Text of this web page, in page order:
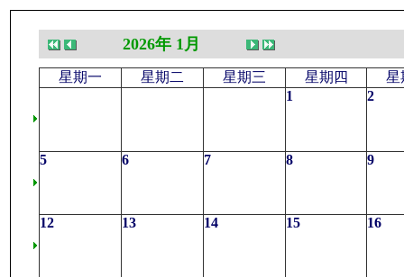
2026年 1月
星期一 星期二 星期三 星期四
星
1
2
5 6 7 8 9
12 13 14 15 16